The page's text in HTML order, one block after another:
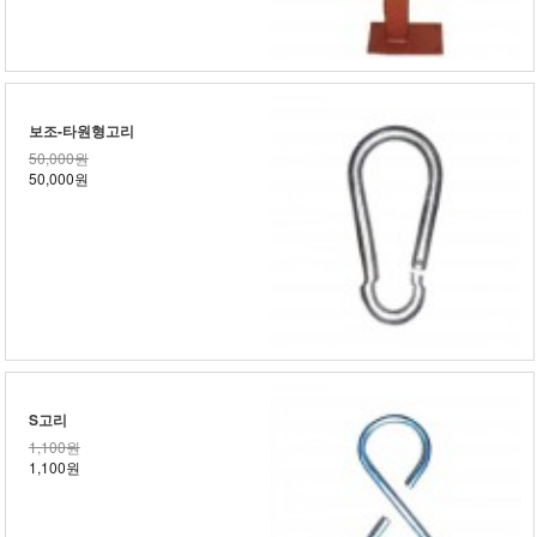
보조-타원형고리
50,000원
50,000원
S고리
1,100원
1,100원